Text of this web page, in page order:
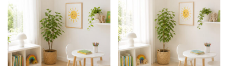
Trocas e Devoluções